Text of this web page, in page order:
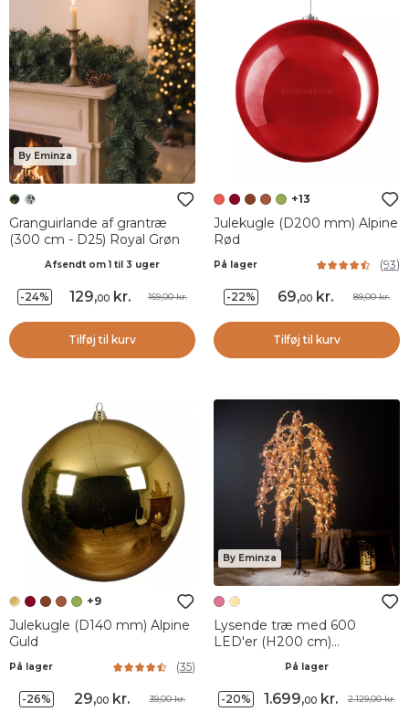
By Eminza
Granguirlande af grantræ
(300 cm - D25) Royal Grøn
Afsendt om 1 til 3 uger
-24% 129,00kr. 169,00 kr.
Tilføj til kurv
+13
Julekugle (D200 mm) Alpine
Rød
På lager (93)
-22% 69,00 kr. 89,00 kr.
Tilføj til kurv
+9
Julekugle (D140 mm) Alpine
Guld
På lager (35)
-26% 29,00 kr. 39,00 kr.
By Eminza
Lysende træ med 600
LED'er (H200 cm)
Grædende piletræ med
lyserøde blomster
På lager
-20% 1.699,00kr. 2.129,00 kr.